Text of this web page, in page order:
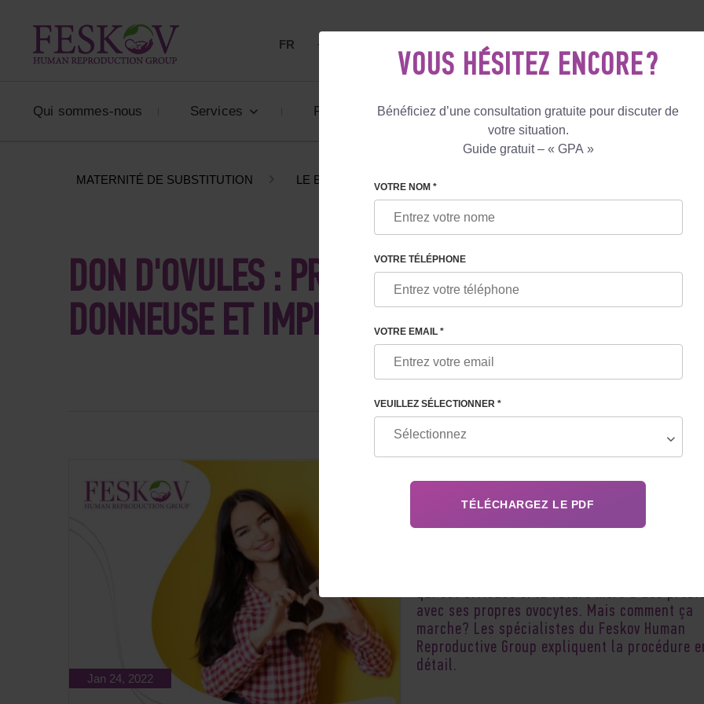
FR +33 805 081 801 +447587761507
Qui sommes-nous Services Prix Avis Le blog Programmes
MATERNITÉ DE SUBSTITUTION LE BLOG DON D'OVULES : PROCÉDURE, CRITÈRES DE LA
DON D'OVULES : PROCÉDURE, CRITÈRES DE LA
DONNEUSE ET IMPLICATIONS JURIDIQUES
Jan 24, 2022
L'utilisation de la FIV, de la
et d'autres technologies de
qui est efficace si la future mère a des
avec ses propres ovocytes. Mais comment ça
marche? Les spécialistes du Feskov Human
Reproductive Group expliquent la procédure
détail.
VOUS HÉSITEZ ENCORE ?
Bénéficiez d’une consultation gratuite pour discuter de
votre situation.
Guide gratuit – « GPA »
VOTRE NOM *
VOTRE TÉLÉPHONE
VOTRE EMAIL *
VEUILLEZ SÉLECTIONNER *